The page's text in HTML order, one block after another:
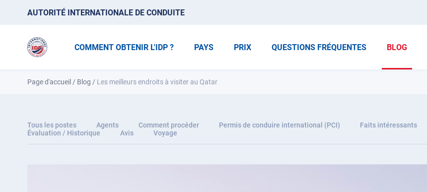
AUTORITÉ INTERNATIONALE DE CONDUITE
COMMENT OBTENIR L'IDP ? PAYS PRIX QUESTIONS FRÉQUENTES BLOG
Page d'accueil / Blog / Les meilleurs endroits à visiter au Qatar
Tous les postes Agents Comment procéder Permis de conduire international (PCI) Faits intéressants
Évaluation / Historique
Avis Voyage